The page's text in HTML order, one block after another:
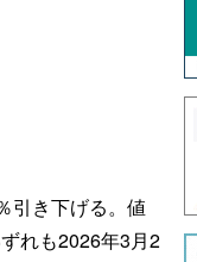
引き下げる。値
れも2026年3月2